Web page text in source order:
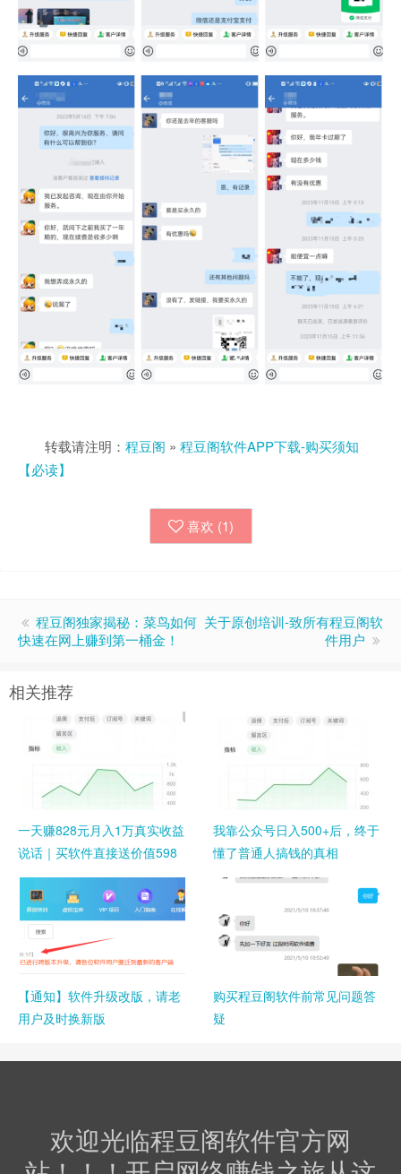
转载请注明： 程豆阁 » 程豆阁软件APP下载-购买须知
【必读】
喜欢 (1)
程豆阁独家揭秘：菜鸟如何
快速在网上赚到第一桶金！
关于原创培训-致所有程豆阁软
件用户
相关推荐
一天赚828元月入1万真实收益
说话｜买软件直接送价值598
元的公众号写作赚钱全流程项
目
我靠公众号日入500+后，终于
懂了普通人搞钱的真相
【通知】软件升级改版，请老
用户及时换新版
购买程豆阁软件前常见问题答
疑
欢迎光临程豆阁软件官方网